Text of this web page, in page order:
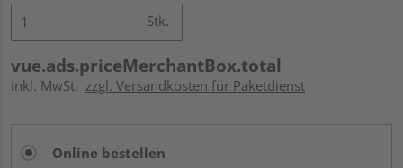
Stk.
vue.ads.priceMerchantBox.total
inkl. MwSt. zzgl. Versandkosten für Paketdienst
Online bestellen